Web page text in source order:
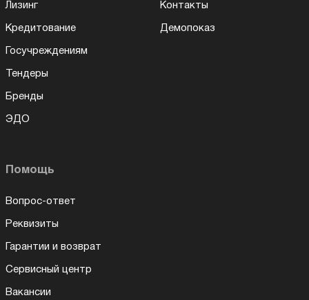
Лизинг
Кредитование
Госучреждениям
Тендеры
Бренды
ЭДО
Контакты
Демопоказ
Помощь
Вопрос-ответ
Реквизиты
Гарантии и возврат
Сервисный центр
Вакансии